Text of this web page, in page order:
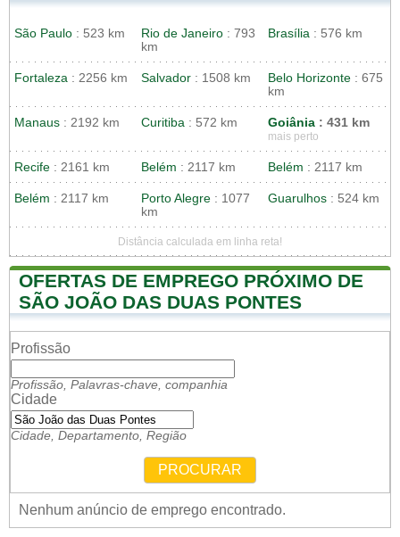
São Paulo : 523 km Rio de Janeiro : 793
km
Brasília : 576 km
Fortaleza : 2256 km Salvador : 1508 km Belo Horizonte : 675
km
Manaus : 2192 km Curitiba : 572 km Goiânia : 431 km
mais perto
Recife : 2161 km Belém : 2117 km Belém : 2117 km
Belém : 2117 km Porto Alegre : 1077
km
Guarulhos : 524 km
Distância calculada em linha reta!
OFERTAS DE EMPREGO PRÓXIMO DE
SÃO JOÃO DAS DUAS PONTES
Profissão
Profissão, Palavras-chave, companhia
Cidade
Cidade, Departamento, Região
PROCURAR
Nenhum anúncio de emprego encontrado.